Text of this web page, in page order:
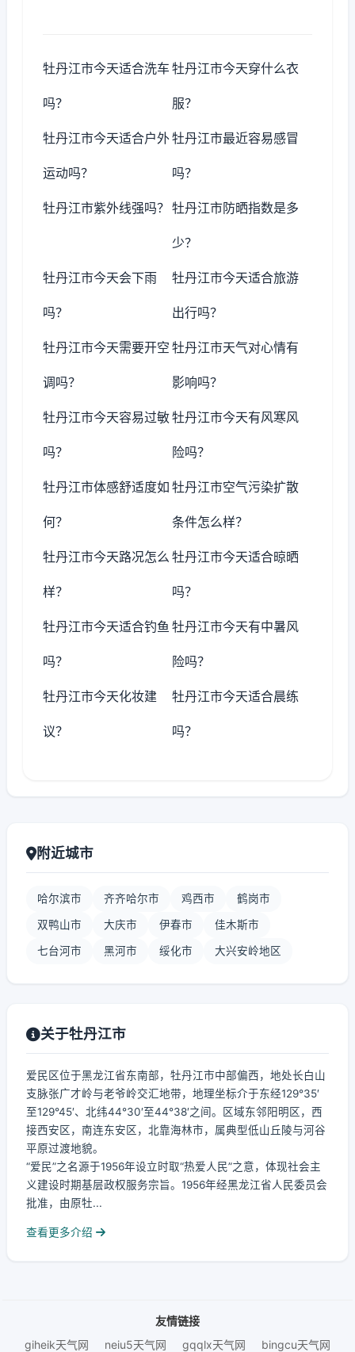
牡丹江市今天适合洗车
吗？
牡丹江市今天穿什么衣
服？
牡丹江市今天适合户外
运动吗？
牡丹江市最近容易感冒
吗？
牡丹江市紫外线强吗？ 牡丹江市防晒指数是多
少？
牡丹江市今天会下雨
吗？
牡丹江市今天适合旅游
出行吗？
牡丹江市今天需要开空
调吗？
牡丹江市天气对心情有
影响吗？
牡丹江市今天容易过敏
吗？
牡丹江市今天有风寒风
险吗？
牡丹江市体感舒适度如
何？
牡丹江市空气污染扩散
条件怎么样？
牡丹江市今天路况怎么
样？
牡丹江市今天适合晾晒
吗？
牡丹江市今天适合钓鱼
吗？
牡丹江市今天有中暑风
险吗？
牡丹江市今天化妆建
议？
牡丹江市今天适合晨练
吗？
附近城市
哈尔滨市 齐齐哈尔市 鸡西市 鹤岗市
双鸭山市 大庆市 伊春市 佳木斯市
七台河市 黑河市 绥化市 大兴安岭地区
关于牡丹江市
爱民区位于黑龙江省东南部，牡丹江市中部偏西，地处长白山
支脉张广才岭与老爷岭交汇地带，地理坐标介于东经129°35′
至129°45′、北纬44°30′至44°38′之间。区域东邻阳明区，西
接西安区，南连东安区，北靠海林市，属典型低山丘陵与河谷
平原过渡地貌。
“爱民”之名源于1956年设立时取“热爱人民”之意，体现社会主
义建设时期基层政权服务宗旨。1956年经黑龙江省人民委员会
批准，由原牡...
查看更多介绍
友情链接
giheik天气网
neiu5天气网 gqqlx天气网 bingcu天气网